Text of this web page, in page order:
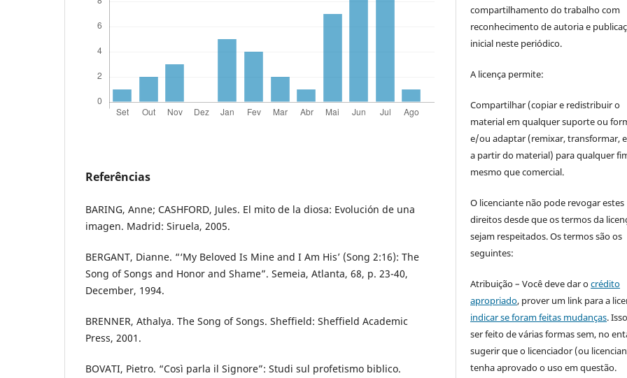
Referências
BARING, Anne; CASHFORD, Jules. El mito de la diosa: Evolución de una
imagen. Madrid: Siruela, 2005.
BERGANT, Dianne. “‘My Beloved Is Mine and I Am His’ (Song 2:16): The
Song of Songs and Honor and Shame”. Semeia, Atlanta, 68, p. 23-40,
December, 1994.
BRENNER, Athalya. The Song of Songs. Sheffield: Sheffield Academic
Press, 2001.
BOVATI, Pietro. “Così parla il Signore”: Studi sul profetismo biblico.
compartilhamento do trabalho com
reconhecimento de autoria e
inicial neste periódico.
A licença permite:
Compartilhar (copiar e redistribuir o
material em qualquer suporte ou
e/ou adaptar (remixar, transformar,
a partir do material) para qualquer
mesmo que comercial.
O licenciante não pode revogar estes
direitos desde que os termos da
sejam respeitados. Os termos são os
seguintes:
Atribuição – Você deve dar ocrédito
apropriado, prover um link para a
indicar se foram feitas mudanças.
ser feito de várias formas sem, no
sugerir que o licenciador (ou
tenha aprovado o uso em questão.